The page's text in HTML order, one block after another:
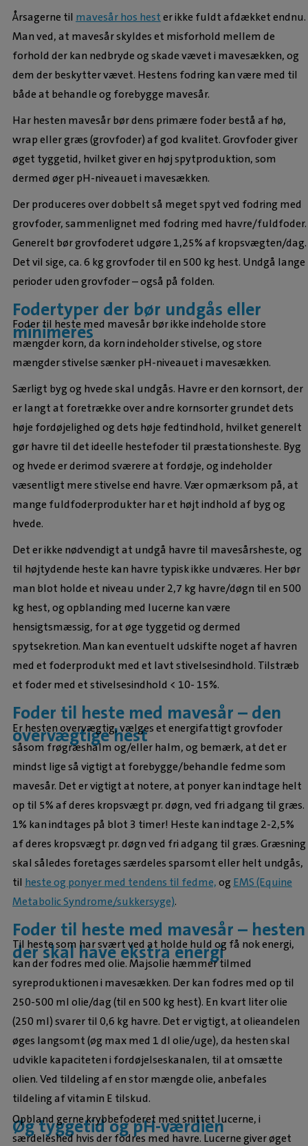
Årsagerne til mavesår hos hester ikke fuldt afdækket endnu.
Man ved, at mavesår skyldes et misforhold mellem de
forhold der kan nedbryde og skade vævet i mavesækken, og
dem der beskytter vævet. Hestens fodring kan være med til
både at behandle og forebygge mavesår.
Har hesten mavesår bør dens primære foder bestå af hø,
wrap eller græs (grovfoder) af god kvalitet. Grovfoder giver
øget tyggetid, hvilket giver en høj spytproduktion, som
dermed øger pH-niveauet i mavesækken.
Der produceres over dobbelt så meget spyt ved fodring med
grovfoder, sammenlignet med fodring med havre/fuldfoder.
Generelt bør grovfoderet udgøre 1,25% af kropsvægten/dag.
Det vil sige, ca. 6 kg grovfoder til en 500 kg hest. Undgå lange
perioder uden grovfoder – også på folden.
Fodertyper der bør undgås eller
minimeres
Foder til heste med mavesår bør ikke indeholde store
mængder korn, da korn indeholder stivelse, og store
mængder stivelse sænker pH-niveauet i mavesækken.
Særligt byg og hvede skal undgås. Havre er den kornsort, der
er langt at foretrække over andre kornsorter grundet dets
høje fordøjelighed og dets høje fedtindhold, hvilket generelt
gør havre til det ideelle hestefoder til præstationsheste. Byg
og hvede er derimod sværere at fordøje, og indeholder
væsentligt mere stivelse end havre. Vær opmærksom på, at
mange fuldfoderprodukter har et højt indhold af byg og
hvede.
Det er ikke nødvendigt at undgå havre til mavesårsheste, og
til højtydende heste kan havre typisk ikke undværes. Her bør
man blot holde et niveau under 2,7 kg havre/døgn til en 500
kg hest, og opblanding med lucerne kan være
hensigtsmæssig, for at øge tyggetid og dermed
spytsekretion. Man kan eventuelt udskifte noget af havren
med et foderprodukt med et lavt stivelsesindhold. Tilstræb
et foder med et stivelsesindhold < 10- 15%.
Foder til heste med mavesår – den
overvægtige hest
Er hesten overvægtig, vælges et energifattigt grovfoder
såsom frøgræshalm og/eller halm, og bemærk, at det er
mindst lige så vigtigt at forebygge/behandle fedme som
mavesår. Det er vigtigt at notere, at ponyer kan indtage helt
op til 5% af deres kropsvægt pr. døgn, ved fri adgang til græs.
1% kan indtages på blot 3 timer! Heste kan indtage 2-2,5%
af deres kropsvægt pr. døgn ved fri adgang til græs. Græsning
skal således foretages særdeles sparsomt eller helt undgås,
til heste og ponyer med tendens til fedme,og EMS (Equine
Metabolic Syndrome/sukkersyge).
Foder til heste med mavesår – hesten
der skal have ekstra energi
Til heste som har svært ved at holde huld og få nok energi,
kan der fodres med olie. Majsolie hæmmer tilmed
syreproduktionen i mavesækken. Der kan fodres med op til
250-500 ml olie/dag (til en 500 kg hest). En kvart liter olie
(250 ml) svarer til 0,6 kg havre. Det er vigtigt, at olieandelen
øges langsomt (øg max med 1 dl olie/uge), da hesten skal
udvikle kapaciteten i fordøjelseskanalen, til at omsætte
olien. Ved tildeling af en stor mængde olie, anbefales
tildeling af vitamin E tilskud.
Øg tyggetid og pH-værdien
Opbland gerne krybbefoderet med snittet lucerne, i
særdeleshed hvis der fodres med havre. Lucerne giver øget